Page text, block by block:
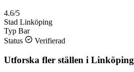
4.6/5
Stad Linköping
Typ Bar
Status
Verifierad
Utforska fler ställen i Linköping